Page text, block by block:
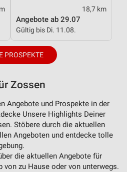
18,7 km
Angebote ab 29.07
Gültig bis Di. 11.08.
PROSPEKTE
Zossen
Angebote und Prospekte in der
Unsere Highlights Deiner
Stöbere durch die aktuellen
Angeboten und entdecke tolle
die aktuellen Angebote für
zu Hause oder von unterwegs.